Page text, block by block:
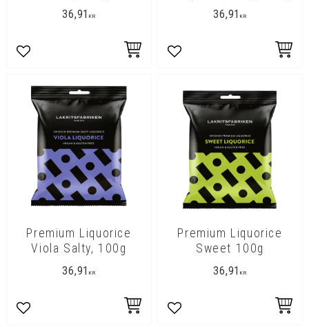
36,91KR
Lägg till i favoriter
36,91KR
Lägg till i favoriter
Premium Liquorice
Viola Salty, 100g
36,91KR
Lägg till i favoriter
Premium Liquorice
Sweet 100g
36,91KR
Lägg till i favoriter